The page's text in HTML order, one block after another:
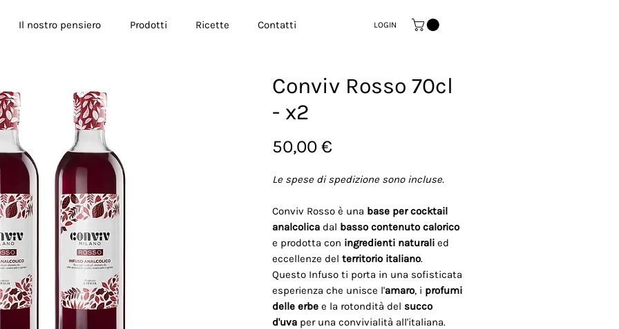
Il nostro pensiero Prodotti Ricette Contatti LOGIN
Conviv Rosso 70cl
- x2
50,00 €
Le spese di spedizione sono incluse.
Conviv Rosso è una base per cocktail
analcolica dal basso contenuto calorico
e prodotta con ingredienti naturali ed
eccellenze del territorio italiano.
Questo Infuso ti porta in una sofisticata
esperienza che unisce l'amaro, i profumi
delle erbe e la rotondità del succo
d'uva per una convivialità all'italiana.